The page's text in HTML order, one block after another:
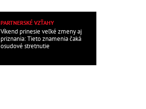
PARTNERSKÉ VZŤAHY
Víkend prinesie veľké zmeny aj
priznania: Tieto znamenia čaká
osudové stretnutie